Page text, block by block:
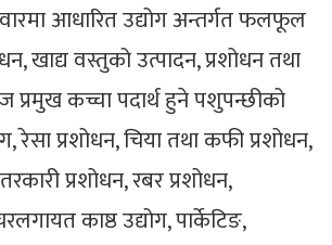
आधारित उद्योग अन्तर्गत फलफूल
खाद्य वस्तुको उत्पादन, प्रशोधन तथा
प्रमुख कच्चा पदार्थ हुने पशुपन्छीको
रेसा प्रशोधन, चिया तथा कफी प्रशोधन,
प्रशोधन, रबर प्रशोधन,
काष्ठ उद्योग, पार्केटिङ,